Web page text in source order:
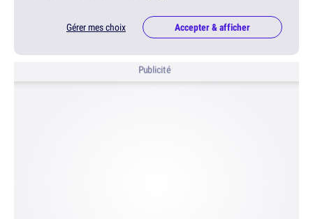
Gérer mes choix Accepter & afficher
Publicité